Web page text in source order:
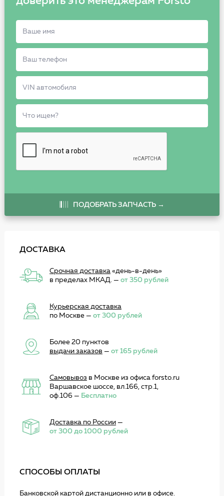
ПОДОБРАТЬ ЗАПЧАСТЬ →
ДОСТАВКА
Срочная доставка«день-в-день»
в пределах МКАД. — от 350 рублей
Курьерская доставка
по Москве — от 300 рублей
Более 20 пунктов
выдачи заказов — от 165 рублей
Самовывоз в Москве из офиса forsto.ru
Варшавское шоссе, вл.166, стр.1,
оф.106 — Бесплатно
Доставка по России—
от 300 до 1000 рублей
СПОСОБЫ ОПЛАТЫ
Банковской картой дистанционно или в офисе.